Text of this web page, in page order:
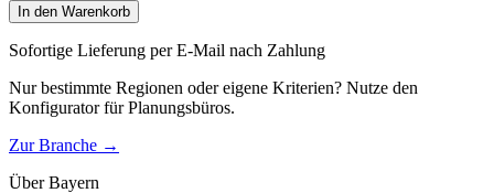
In den Warenkorb
Sofortige Lieferung per E-Mail nach Zahlung
Nur bestimmte Regionen oder eigene Kriterien? Nutze den
Konfigurator fürPlanungsbüros.
Zur Branche →
ÜberBayern